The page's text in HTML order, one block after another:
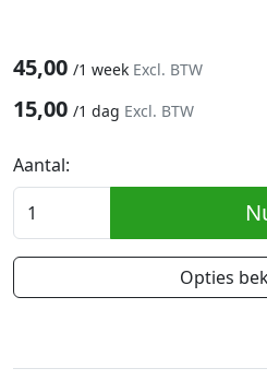
15,00 /1 dag Excl. BTW
45,00 /1 week Excl. BTW
Aantal:
Opties